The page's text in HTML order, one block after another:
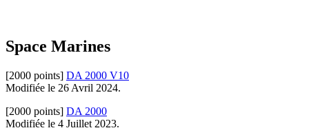
Space Marines
[2000 points] DA 2000 V10
Modifiée le 26 Avril 2024.
[2000 points] DA 2000
Modifiée le 4 Juillet 2023.